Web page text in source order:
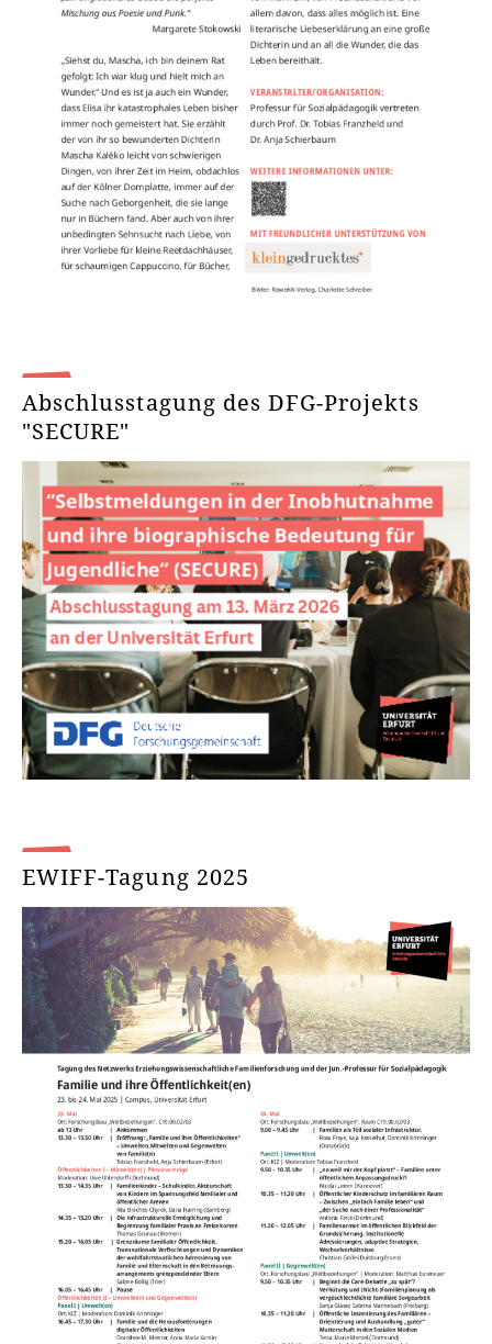
Abschlusstagung des DFG-Projekts
"SECURE"
EWIFF-Tagung 2025